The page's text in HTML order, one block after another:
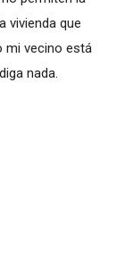
vivienda que
mi vecino está
nada.